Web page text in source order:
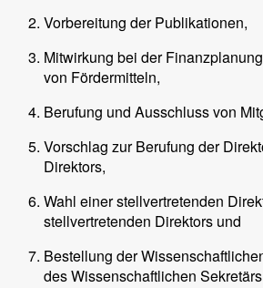
Vorbereitung der Publikationen,
Mitwirkung bei der
von Fördermitteln,
Berufung und Ausschluss von
Vorschlag zur Berufung der
Direktors,
Wahl einer stellvertretenden
stellvertretenden Direktors und
Bestellung der
des Wissenschaftlichen